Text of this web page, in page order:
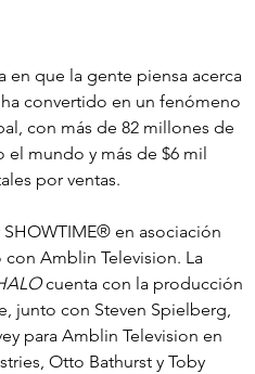
en que la gente piensa acerca
convertido en un fenómeno
con más de 82 millones de
mundo y más de $6 mil
por ventas.
en asociación
Amblin Television. La
cuenta con la producción
junto con Steven Spielberg,
para Amblin Television en
Otto Bathurst y Toby